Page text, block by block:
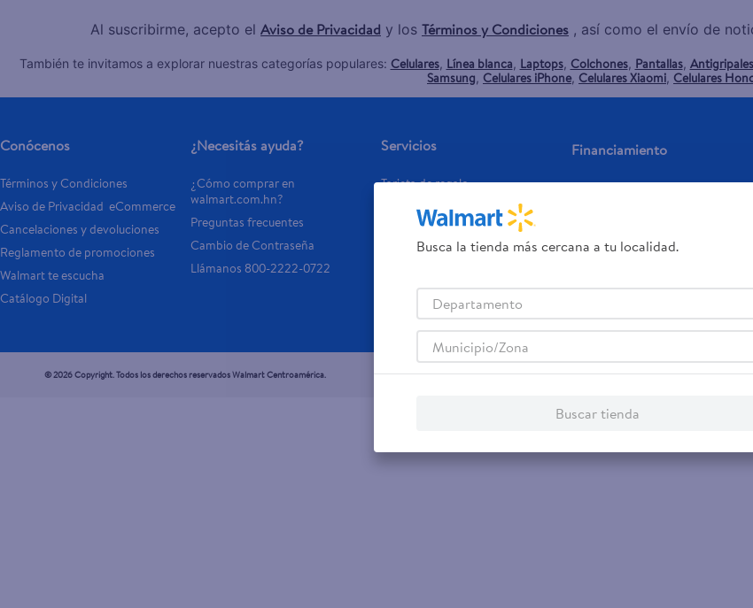
Al suscribirme, acepto el Aviso de Privacidad y los Términos y Condiciones , así como el envío de
También te invitamos a explorar nuestras categorías populares: Celulares, Línea blanca, Laptops, Colchones, Pantallas, Antigripales
Samsung, Celulares iPhone, Celulares Xiaomi, Celulares
Conócenos
Términos y Condiciones
Aviso de Privacidad  eCommerce
Cancelaciones y devoluciones
Reglamento de promociones
Walmart te escucha
Catálogo Digital
¿Necesitás ayuda?
¿Cómo comprar en
walmart.com.hn?
Preguntas frecuentes
Cambio de Contraseña
Llámanos 800-2222-0722
Servicios
Tarjeta de regalo
Otros servicios:
- Remesas
- Pagos de servicios
Financiamiento
© 2026 Copyright. Todos los derechos reservados Walmart Centroamérica.
Busca la tienda más cercana a tu localidad.
Departamento
Municipio/Zona
Buscar tienda